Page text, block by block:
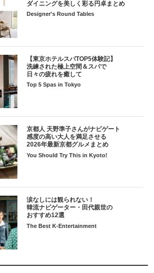
ダイニングを美しく彩る円卓まとめ
Designer's Round Tables
【東京ホテルスパTOP5体験記】
洗練された極上空間＆スパで
日々の疲れを癒して
Top 5 Spas in Tokyo
京都人 天野準子さんがナビゲート
感度の高い大人を満足させる
2026年最新京都グルメまとめ
You Should Try This in Kyoto!
涙なしには観られない！
韓流ナビゲーター・田代親世の
おすすめ12選
The Best K-Entertainment